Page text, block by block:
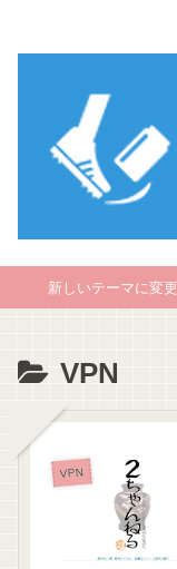
新しいテーマに変
VPN
VPN